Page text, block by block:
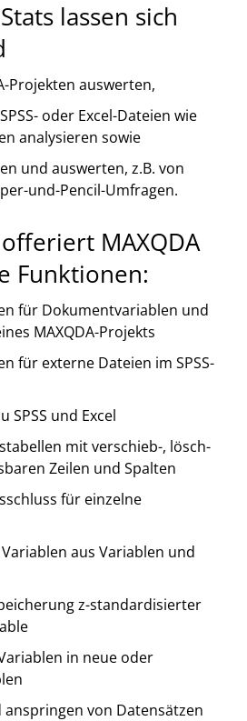
lassen sich
Projekten auswerten,
oder Excel-Dateien wie
analysieren sowie
und auswerten, z.B. von
und-Pencil-Umfragen.
MAXQDA
Funktionen:
für Dokumentvariablen und
MAXQDA-Projekts
für externe Dateien im SPSS-
SPSS und Excel
mit verschieb-, lösch-
Zeilen und Spalten
für einzelne
aus Variablen und
z-standardisierter
in neue oder
von Datensätzen